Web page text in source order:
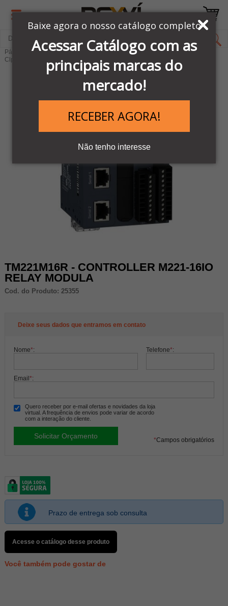
Baixe agora o nosso catálogo completo
Acessar Catálogo com as
principais marcas do
mercado!
RECEBER AGORA!
Não tenho interesse
Página Inicial
LINHA AUTOMAÇÃO SCHNEIDER
Clps & Controladores
Linha CLP Schneider M221
TM221M16R - CONTROLLER M221-16IO
RELAY MODULA
Cod. do Produto: 25355
Deixe seus dados que entramos em contato
Nome*: Telefone*:
Email*:
Quero receber por e-mail ofertas e novidades da loja
virtual. A frequência de envios pode variar de acordo
com a interação do cliente.
*Campos obrigatórios
Prazo de entrega sob consulta
Acesse o catálogo desse produto
Você também pode gostar de